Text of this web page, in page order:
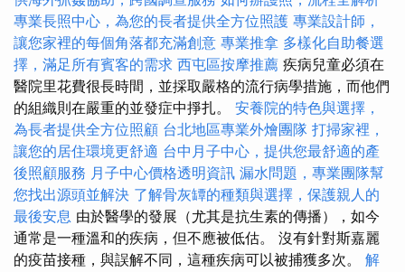
專業長照中心，為您的長者提供全方位照護 專業設計師，
讓您家裡的每個角落都充滿創意 專業推拿 多樣化自助餐選
擇，滿足所有賓客的需求 西屯區按摩推薦 疾病兒童必須在
醫院里花費很長時間，並採取嚴格的流行病學措施，而他們
的組織則在嚴重的並發症中掙扎。 安養院的特色與選擇，
為長者提供全方位照顧 台北地區專業外燴團隊 打掃家裡，
讓您的居住環境更舒適 台中月子中心，提供您最舒適的產
後照顧服務 月子中心價格透明資訊 漏水問題，專業團隊幫
您找出源頭並解決 了解骨灰罈的種類與選擇，保護親人的
最後安息 由於醫學的發展（尤其是抗生素的傳播），如今
通常是一種溫和的疾病，但不應被低估。 沒有針對斯嘉麗
的疫苗接種，與誤解不同，這種疾病可以被捕獲多次。 解